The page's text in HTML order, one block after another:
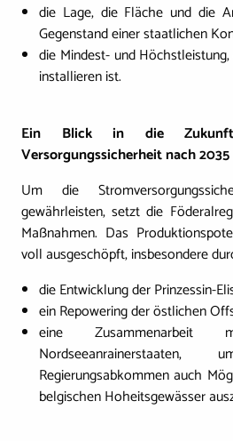
die Lage, die Fläche und die
Gegenstand einer staatlichen
die Mindest- und
installieren ist.
Ein Blick in die
Versorgungssicherheit nach 2035
Um die
gewährleisten, setzt die
Maßnahmen. Das
voll ausgeschöpft, insbesondere
die Entwicklung der Prinzessin-
ein Repowering der östlichen
eine
Regierungsabkommen auch
belgischen Hoheitsgewässer